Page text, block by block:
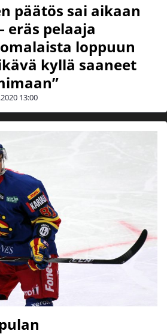
päätös sai aikaan
eräs pelaaja
loppuun
kyllä saaneet
13:00